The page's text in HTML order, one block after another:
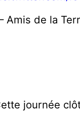
Amis de la
journée